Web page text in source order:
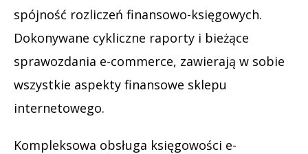
spójność rozliczeń finansowo-księgowych.
Dokonywane cykliczne raporty i bieżące
sprawozdania e-commerce, zawierają w sobie
wszystkie aspekty finansowe sklepu
internetowego.
Kompleksowa obsługa księgowości e-